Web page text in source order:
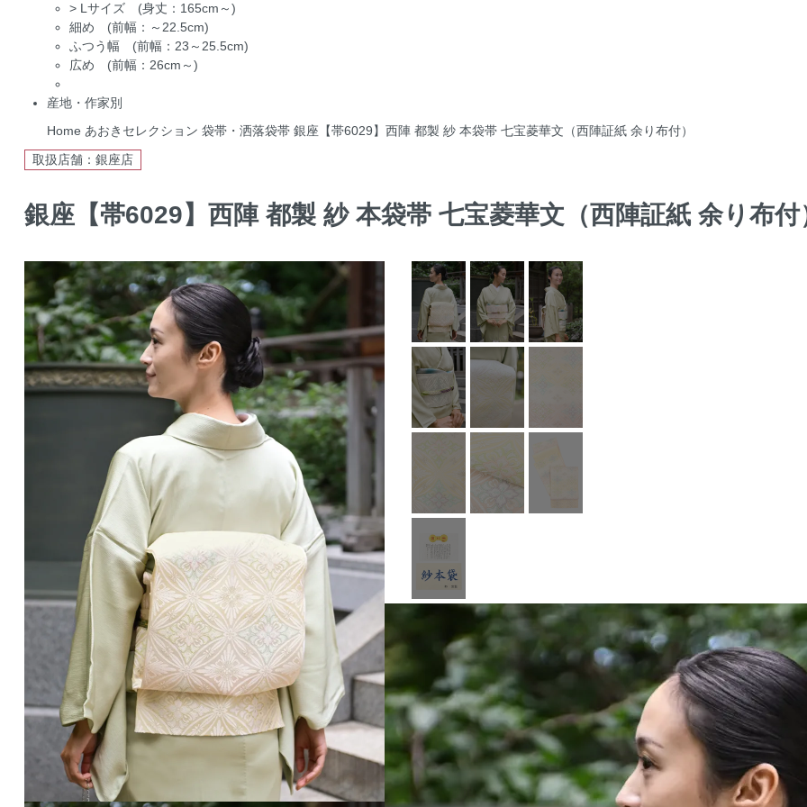
> Lサイズ (身丈：165cm～)
細め (前幅：～22.5cm)
ふつう幅 (前幅：23～25.5cm)
広め (前幅：26cm～)
産地・作家別
Home あおきセレクション 袋帯・洒落袋帯 銀座【帯6029】西陣 都製 紗 本袋帯 七宝菱華文（西陣証紙 余り布付）
取扱店舗：銀座店
銀座【帯6029】西陣 都製 紗 本袋帯 七宝菱華文（西陣証紙 余り布付